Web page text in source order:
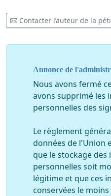
Contacter l’auteur de la
Annonce de
Nous avons fermé
avons supprimé les
personnelles des
Le règlement
données de l'Union
que le stockage
personnelles soit
légitime et que ces
conservées le